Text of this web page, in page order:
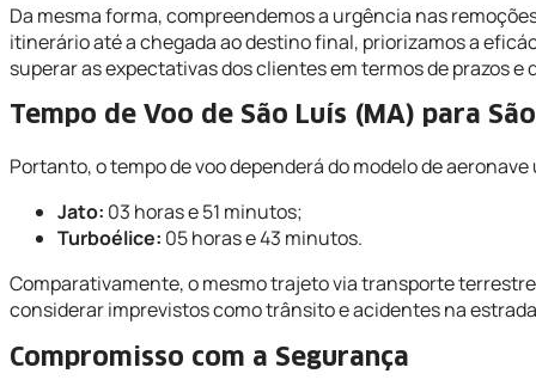
Da mesma forma, compreendemos a urgência nas
itinerário até a chegada ao destino final, priorizamos a
superar as expectativas dos clientes em termos de prazos e
Tempo de Voo de São Luís (MA) para
Portanto, o tempo de voo dependerá do modelo de
Jato: 03 horas e 51 minutos;
Turboélice: 05 horas e 43 minutos.
Comparativamente, o mesmo trajeto via transporte
considerar imprevistos como trânsito e acidentes na
Compromisso com a Segurança